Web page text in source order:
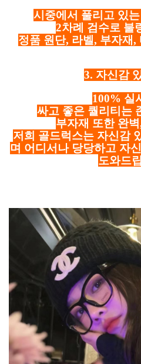
시중에서 풀리고 있
2차례 검수로 불
정품 원단, 라벨, 부자재,
3. 자신감
100% 실
싸고 좋은 퀄리티는
부자재 또한 완
저희 골드럭스는 자신감
며 어디서나 당당하고 자
도와드